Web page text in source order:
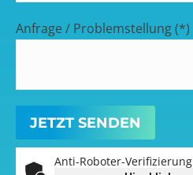
Anfrage / Problemstellung (*)
Anti-Roboter-Verifizierung